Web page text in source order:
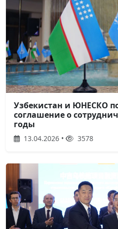
Узбекистан и ЮНЕСКО
соглашение о
годы
13.04.2026 • 3578